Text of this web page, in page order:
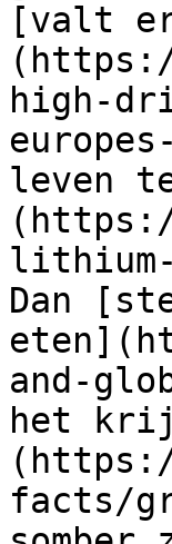
[valt
high-
leven
Dan
and-
het
facts/